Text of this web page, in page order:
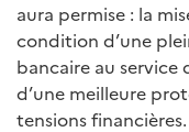
aura permise : la
condition d’une
bancaire au service
d’une meilleure
tensions